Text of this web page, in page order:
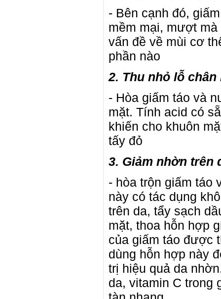
- Bên cạnh đó,
mềm mại, mượt
vấn đề về mùi cơ
phần nào
2. Thu nhỏ lỗ chân
- Hòa giấm táo và
mặt. Tính acid có
khiến cho khuôn
tấy đỏ
3. Giảm nhờn trên
- hòa trộn giấm táo
này có tác dụng
trên da, tẩy sạch
mặt, thoa hỗn hợp
của giấm táo được
dùng hỗn hợp này
trị hiệu quả da
da, vitamin C trong